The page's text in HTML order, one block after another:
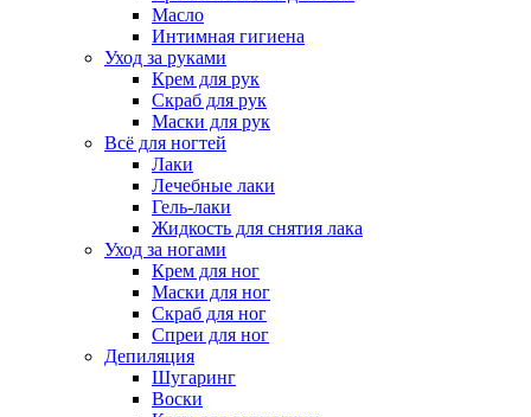
Масло
Интимная гигиена
Уход за руками
Крем для рук
Скраб для рук
Маски для рук
Всё для ногтей
Лаки
Лечебные лаки
Гель-лаки
Жидкость для снятия лака
Уход за ногами
Крем для ног
Маски для ног
Скраб для ног
Спреи для ног
Депиляция
Шугаринг
Воски